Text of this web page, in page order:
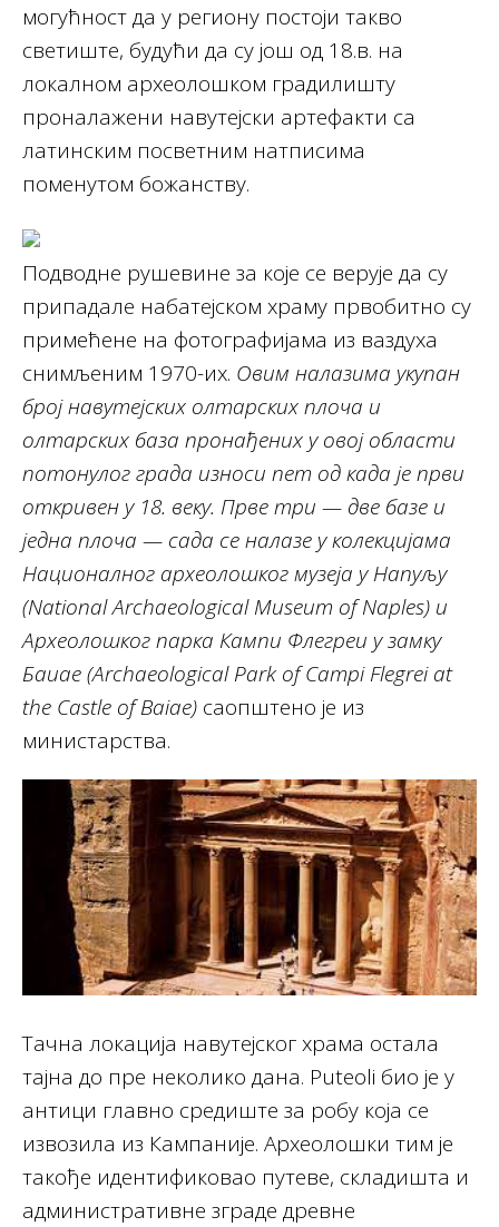
могућност да у региону постоји такво
светиште, будући да су још од 18.в. на
локалном археолошком градилишту
проналажени навутејски артефакти са
латинским посветним натписима
поменутом божанству.
Подводне рушевине за које се верује да су
припадале набатејском храму првобитно су
примећене на фотографијама из ваздуха
снимљеним 1970-их. Овим налазима укупан
број навутејских олтарских плоча и
олтарских база пронађених у овој области
потонулог града износи пет од када је први
откривен у 18. веку. Прве три — две базе и
једна плоча — сада се налазе у колекцијама
Националног археолошког музеја у Напуљу
(National Archaeological Museum of Naples) и
Археолошког парка Кампи Флегреи у замку
Баиае (Archaeological Park of Campi Flegrei at
the Castle of Baiae) саопштено је из
министарства.
Тачна локација навутејског храма остала
тајна до пре неколико дана. Puteoli био је у
антици главно средиште за робу која се
извозила из Кампаније. Археолошки тим је
такође идентификовао путеве, складишта и
административне зграде древне